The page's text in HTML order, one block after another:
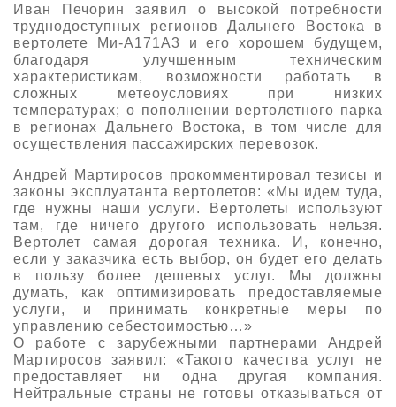
Иван Печорин заявил о высокой потребности
труднодоступных регионов Дальнего Востока в
вертолете Ми-А171А3 и его хорошем будущем,
благодаря улучшенным техническим
характеристикам, возможности работать в
сложных метеоусловиях при низких
температурах; о пополнении вертолетного парка
в регионах Дальнего Востока, в том числе для
осуществления пассажирских перевозок.
Андрей Мартиросов прокомментировал тезисы и
законы эксплуатанта вертолетов: «Мы идем туда,
где нужны наши услуги. Вертолеты используют
там, где ничего другого использовать нельзя.
Вертолет самая дорогая техника. И, конечно,
если у заказчика есть выбор, он будет его делать
в пользу более дешевых услуг. Мы должны
думать, как оптимизировать предоставляемые
услуги, и принимать конкретные меры по
управлению себестоимостью…»
О работе с зарубежными партнерами Андрей
Мартиросов заявил: «Такого качества услуг не
предоставляет ни одна другая компания.
Нейтральные страны не готовы отказываться от